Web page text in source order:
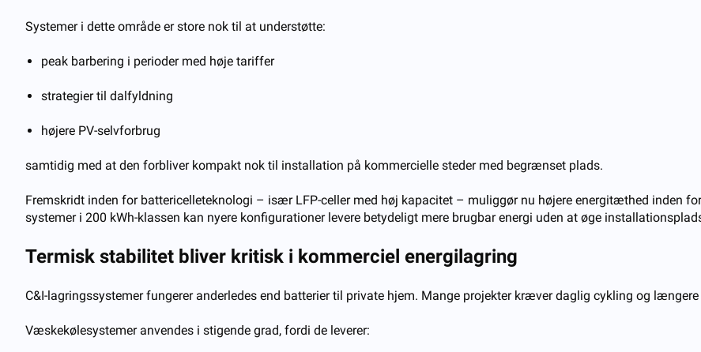
Systemer i dette område er store nok til at understøtte:
peak barbering i perioder med høje tariffer
strategier til dalfyldning
højere PV-selvforbrug
samtidig med at den forbliver kompakt nok til installation på kommercielle steder med begrænset plads.
Fremskridt inden for battericelleteknologi – især LFP-celler med høj kapacitet – muliggør nu højere energitæthed inden
systemer i 200 kWh-klassen kan nyere konfigurationer levere betydeligt mere brugbar energi uden at øge
Termisk stabilitet bliver kritisk i kommerciel energilagring
C&I-lagringssystemer fungerer anderledes end batterier til private hjem. Mange projekter kræver daglig cykling og
Væskekølesystemer anvendes i stigende grad, fordi de leverer: